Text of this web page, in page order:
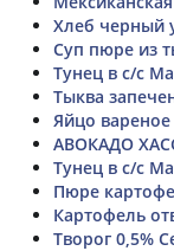
Хлеб черный
Суп пюре из
Тунец в с/с
Тыква
Яйцо вареное
АВОКАДО
Тунец в с/с
Пюре
Картофель
Творог 0,5%